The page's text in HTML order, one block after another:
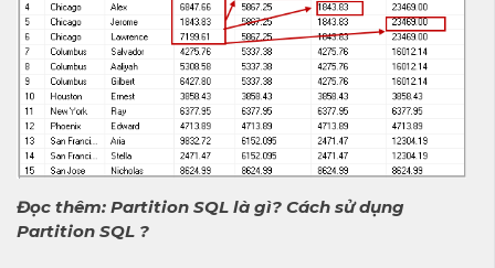
Đọc thêm: Partition SQL là gì? Cách sử dụng
Partition SQL ?